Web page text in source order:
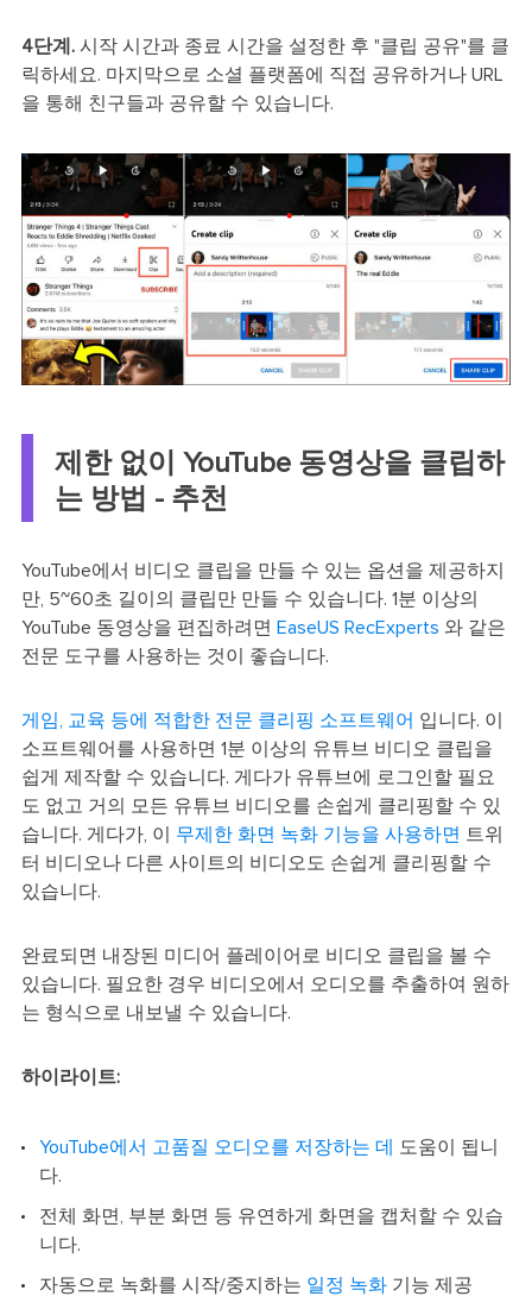
4단계.시작 시간과 종료 시간을 설정한 후 "클립 공유"를 클
릭하세요. 마지막으로 소셜 플랫폼에 직접 공유하거나 URL
을 통해 친구들과 공유할 수 있습니다.
제한 없이 YouTube 동영상을 클립하
는 방법 - 추천
YouTube에서 비디오 클립을 만들 수 있는 옵션을 제공하지
만, 5~60초 길이의 클립만 만들 수 있습니다. 1분 이상의
YouTube 동영상을 편집하려면 EaseUS RecExperts 와 같은
전문 도구를 사용하는 것이 좋습니다.
게임, 교육 등에 적합한 전문 클리핑 소프트웨어 입니다. 이
소프트웨어를 사용하면 1분 이상의 유튜브 비디오 클립을
쉽게 제작할 수 있습니다. 게다가 유튜브에 로그인할 필요
도 없고 거의 모든 유튜브 비디오를 손쉽게 클리핑할 수 있
습니다. 게다가, 이 무제한 화면 녹화 기능을 사용하면 트위
터 비디오나 다른 사이트의 비디오도 손쉽게 클리핑할 수
있습니다.
완료되면 내장된 미디어 플레이어로 비디오 클립을 볼 수
있습니다. 필요한 경우 비디오에서 오디오를 추출하여 원하
는 형식으로 내보낼 수 있습니다.
하이라이트:
YouTube에서 고품질 오디오를 저장하는 데
도움이 됩니
다.
전체 화면, 부분 화면 등 유연하게 화면을 캡처할 수 있습
니다.
자동으로 녹화를 시작/중지하는 일정 녹화기능 제공